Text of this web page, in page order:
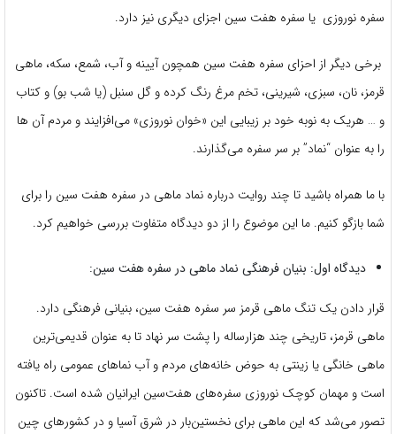
سفره نوروزی یا سفره هفت سین اجزای دیگری نیز دارد.
برخی دیگر از احزای سفره هفت سین همچون آیینه و آب، شمع، سکه، ماهی
قرمز، نان، سبزی، شیرینی، تخم مرغ رنگ کرده و گل سنبل (یا شب بو) و کتاب
و … هریک به نوبه خود بر زیبایی این «خوان نوروزی» می‌افزایند و مردم آن ها
را به عنوان “نماد” بر سر سفره می‌گذارند.
با ما همراه باشید تا چند روایت درباره نماد ماهی در سفره هفت سین را برای
شما بازگو کنیم. ما این موضوع را از دو دیدگاه متفاوت بررسی خواهیم کرد.
دیدگاه اول: بنیان فرهنگی نماد ماهی در سفره هفت سین:
قرار دادن یک تنگ ماهی قرمز سر سفره هفت سین، بنیانی فرهنگی دارد.
ماهی قرمز، تاریخی چند هزارساله را پشت سر نهاد تا به عنوان قدیمی‌ترین
ماهی خانگی یا زینتی به حوض خانه‌های مردم و آب نماهای عمومی راه یافته
است و مهمان کوچک نوروزی سفره‌های هفت‌سین ایرانیان شده است. تاکنون
تصور می‌شد که این ماهی برای نخستین‌بار در شرق آسیا و در کشورهای چین